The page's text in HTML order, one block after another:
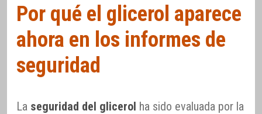
Por qué el glicerol aparece
ahora en los informes de
seguridad
La seguridad del glicerol ha sido evaluada por la